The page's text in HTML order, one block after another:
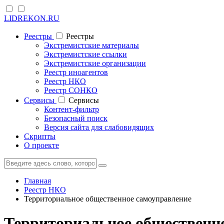
LIDREKON.RU
Реестры
Реестры
Экстремистские материалы
Экстремистские ссылки
Экстремистские организации
Реестр иноагентов
Реестр НКО
Реестр СОНКО
Cервисы
Cервисы
Контент-фильтр
Безопасный поиск
Версия сайта для слабовидящих
Скрипты
О проекте
Главная
Реестр НКО
Территориальное общественное самоуправление